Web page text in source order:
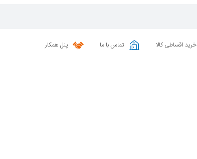
خرید اقساطی کالا تماس با ما پنل همکار